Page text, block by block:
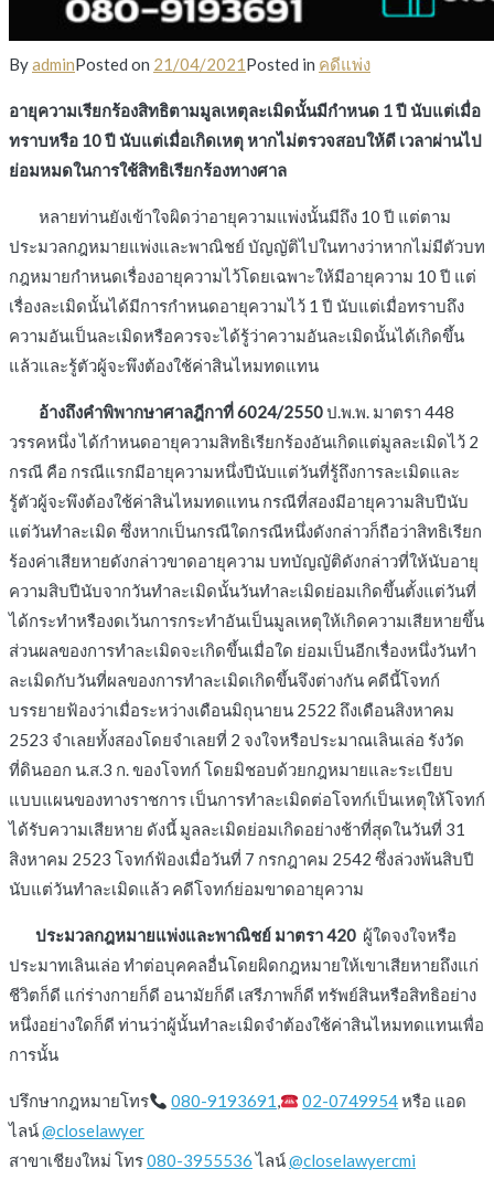
ByadminPosted on 21/04/2021Posted in คดีแพ่ง
อายุความเรียกร้องสิทธิตามมูลเหตุละเมิดนั้นมีกำหนด 1 ปี นับแต่เมื่อ
ทราบหรือ 10 ปี นับแต่เมื่อเกิดเหตุ หากไม่ตรวจสอบให้ดี เวลาผ่านไป
ย่อมหมดในการใช้สิทธิเรียกร้องทางศาล
หลายท่านยังเข้าใจผิดว่าอายุความแพ่งนั้นมีถึง 10 ปี แต่ตาม
ประมวลกฎหมายแพ่งและพาณิชย์ บัญญัติไปในทางว่าหากไม่มีตัวบท
กฎหมายกำหนดเรื่องอายุความไว้โดยเฉพาะให้มีอายุความ 10 ปี แต่
เรื่องละเมิดนั้นได้มีการกำหนดอายุความไว้ 1 ปี นับแต่เมื่อทราบถึง
ความอันเป็นละเมิดหรือควรจะได้รู้ว่าความอันละเมิดนั้นได้เกิดขึ้น
แล้วและรู้ตัวผู้จะพึงต้องใช้ค่าสินไหมทดแทน
อ้างถึงคำพิพากษาศาลฎีกาที่ 6024/2550ป.พ.พ. มาตรา 448
วรรคหนึ่ง ได้กำหนดอายุความสิทธิเรียกร้องอันเกิดแต่มูลละเมิดไว้ 2
กรณี คือ กรณีแรกมีอายุความหนึ่งปีนับแต่วันที่รู้ถึงการละเมิดและ
รู้ตัวผู้จะพึงต้องใช้ค่าสินไหมทดแทน กรณีที่สองมีอายุความสิบปีนับ
แต่วันทำละเมิด ซึ่งหากเป็นกรณีใดกรณีหนึ่งดังกล่าวก็ถือว่าสิทธิเรียก
ร้องค่าเสียหายดังกล่าวขาดอายุความ บทบัญญัติดังกล่าวที่ให้นับอายุ
ความสิบปีนับจากวันทำละเมิดนั้นวันทำละเมิดย่อมเกิดขึ้นตั้งแต่วันที่
ได้กระทำหรืองดเว้นการกระทำอันเป็นมูลเหตุให้เกิดความเสียหายขึ้น
ส่วนผลของการทำละเมิดจะเกิดขึ้นเมื่อใด ย่อมเป็นอีกเรื่องหนึ่งวันทำ
ละเมิดกับวันที่ผลของการทำละเมิดเกิดขึ้นจึงต่างกัน คดีนี้โจทก์
บรรยายฟ้องว่าเมื่อระหว่างเดือนมิถุนายน 2522 ถึงเดือนสิงหาคม
2523 จำเลยทั้งสองโดยจำเลยที่ 2 จงใจหรือประมาณเลินเล่อ รังวัด
ที่ดินออก น.ส.3 ก. ของโจทก์ โดยมิชอบด้วยกฎหมายและระเบียบ
แบบแผนของทางราชการ เป็นการทำละเมิดต่อโจทก์เป็นเหตุให้โจทก์
ได้รับความเสียหาย ดังนี้ มูลละเมิดย่อมเกิดอย่างช้าที่สุดในวันที่ 31
สิงหาคม 2523 โจทก์ฟ้องเมื่อวันที่ 7 กรกฎาคม 2542 ซึ่งล่วงพ้นสิบปี
นับแต่วันทำละเมิดแล้ว คดีโจทก์ย่อมขาดอายุความ
ประมวลกฎหมายแพ่งและพาณิชย์ มาตรา 420 ผู้ใดจงใจหรือ
ประมาทเลินเล่อ ทำต่อบุคคลอื่นโดยผิดกฎหมายให้เขาเสียหายถึงแก่
ชีวิตก็ดี แก่ร่างกายก็ดี อนามัยก็ดี เสรีภาพก็ดี ทรัพย์สินหรือสิทธิอย่าง
หนึ่งอย่างใดก็ดี ท่านว่าผู้นั้นทำละเมิดจำต้องใช้ค่าสินไหมทดแทนเพื่อ
การนั้น
ปรึกษากฎหมายโทร 080-9193691, 02-0749954หรือ แอด
ไลน์@closelawyer
สาขาเชียงใหม่ โทร080-3955536ไลน์@closelawyercmi